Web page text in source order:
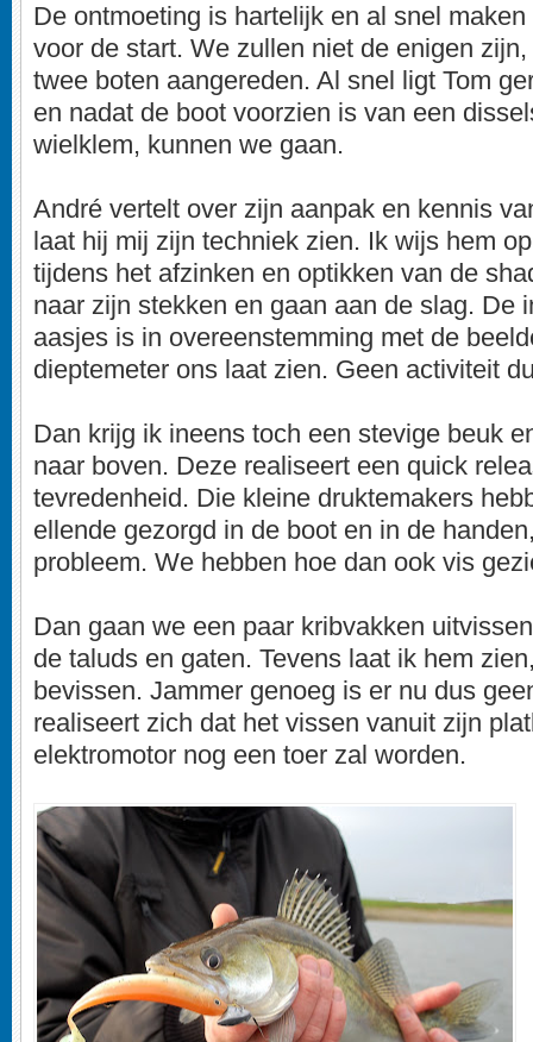
De ontmoeting is hartelijk en al snel
voor de start. We zullen niet de enigen
twee boten aangereden. Al snel ligt Tom
en nadat de boot voorzien is van een
wielklem, kunnen we gaan.
André vertelt over zijn aanpak en kennis
laat hij mij zijn techniek zien. Ik wijs hem
tijdens het afzinken en optikken van de
naar zijn stekken en gaan aan de slag. De
aasjes is in overeenstemming met de
dieptemeter ons laat zien. Geen activiteit
Dan krijg ik ineens toch een stevige beuk
naar boven. Deze realiseert een quick
tevredenheid. Die kleine druktemakers
ellende gezorgd in de boot en in de
probleem. We hebben hoe dan ook vis
Dan gaan we een paar kribvakken
de taluds en gaten. Tevens laat ik hem
bevissen. Jammer genoeg is er nu dus
realiseert zich dat het vissen vanuit zijn
elektromotor nog een toer zal worden.